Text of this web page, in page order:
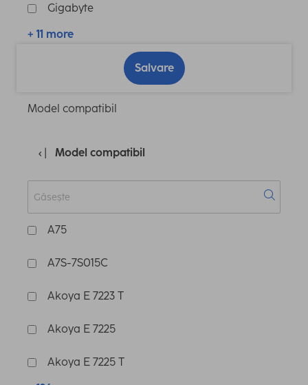
Gigabyte
+ 11 more
Salvare
Model compatibil
Model compatibil
A75
A7S-7S015C
Akoya E 7223 T
Akoya E 7225
Akoya E 7225 T